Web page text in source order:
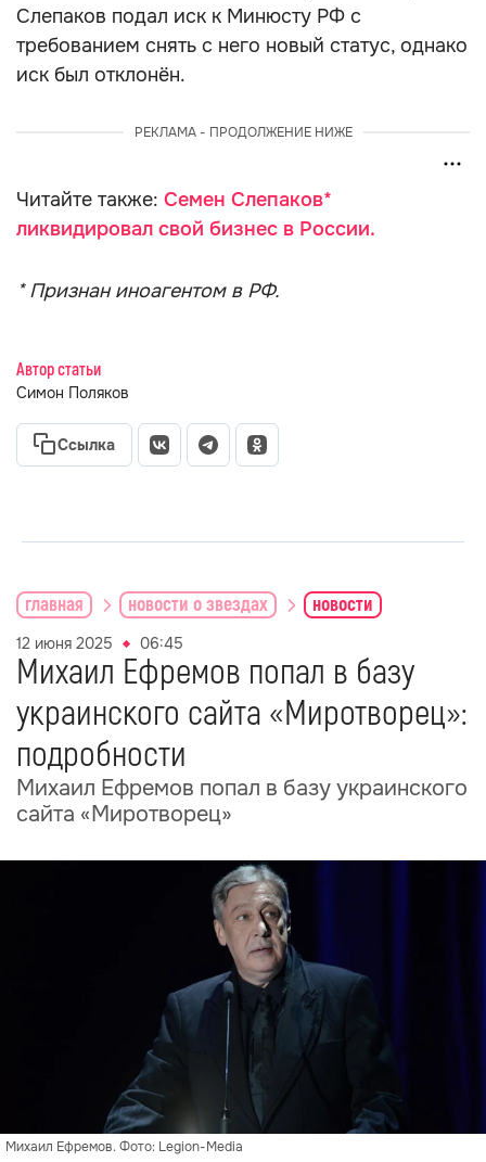
Слепаков подал иск к Минюсту РФ с
требованием снять с него новый статус, однако
иск был отклонён.
РЕКЛАМА - ПРОДОЛЖЕНИЕ НИЖЕ
Читайте также: Семен Слепаков*
ликвидировал свой бизнес в России.
* Признан иноагентом в РФ.
Автор статьи
Симон Поляков
Ссылка
главная новости о звездах новости
12 июня 2025 06:45
Михаил Ефремов попал в базу
украинского сайта «Миротворец»:
подробности
Михаил Ефремов попал в базу украинского
сайта «Миротворец»
Михаил Ефремов. Фото: Legion-Media